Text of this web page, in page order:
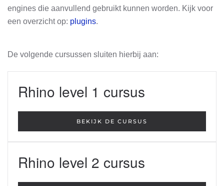
engines die aanvullend gebruikt kunnen worden. Kijk voor
een overzicht op: plugins.
De volgende cursussen sluiten hierbij aan:
Rhino level 1 cursus
BEKIJK DE CURSUS
Rhino level 2 cursus